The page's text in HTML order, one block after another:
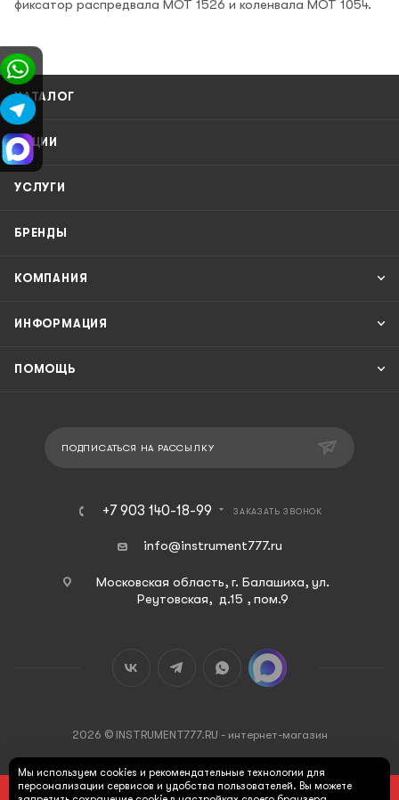
ПОД ЗАКАЗ
фиксатор распредвала MOT 1526 и коленвала MOT 1054.
КАТАЛОГ
АКЦИИ
УСЛУГИ
БРЕНДЫ
КОМПАНИЯ
ИНФОРМАЦИЯ
ПОМОЩЬ
ПОДПИСАТЬСЯ НА РАССЫЛКУ
+7 903 140-18-99 ЗАКАЗАТЬ ЗВОНОК
info@instrument777.ru
Московская область, г. Балашиха, ул.
Реутовская, д.15 , пом.9
2026 © INSTRUMENT777.RU - интернет-магазин
Мы используем cookies и рекомендательные технологии для
персонализации сервисов и удобства пользователей. Вы можете